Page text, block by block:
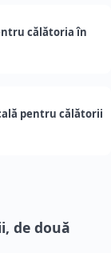
călătoria în
pentru călătorii
de două